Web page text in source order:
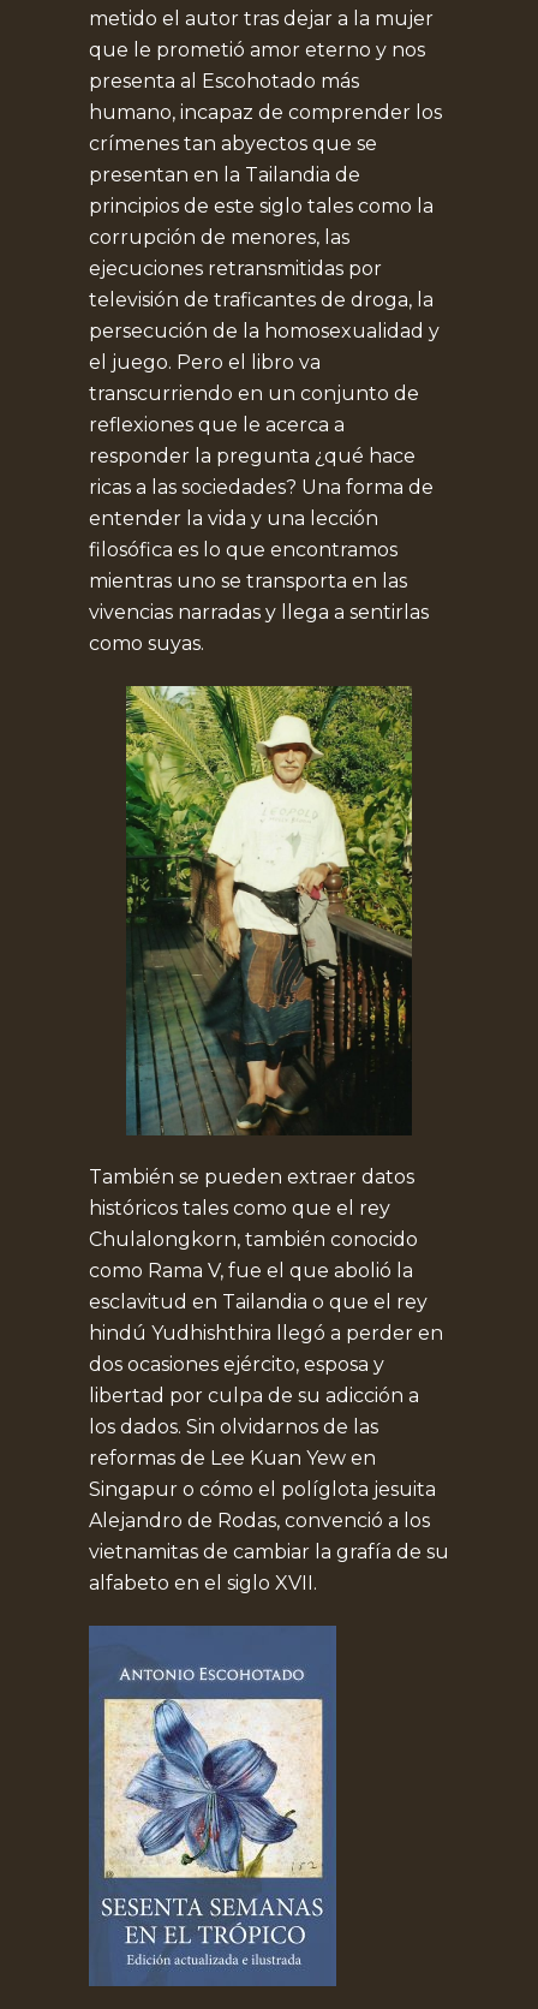
metido el autor tras dejar a la mujer
que le prometió amor eterno y nos
presenta al Escohotado más
humano, incapaz de comprender los
crímenes tan abyectos que se
presentan en la Tailandia de
principios de este siglo tales como la
corrupción de menores, las
ejecuciones retransmitidas por
televisión de traficantes de droga, la
persecución de la homosexualidad y
el juego. Pero el libro va
transcurriendo en un conjunto de
reflexiones que le acerca a
responder la pregunta ¿qué hace
ricas a las sociedades? Una forma de
entender la vida y una lección
filosófica es lo que encontramos
mientras uno se transporta en las
vivencias narradas y llega a sentirlas
como suyas.
También se pueden extraer datos
históricos tales como que el rey
Chulalongkorn, también conocido
como Rama V, fue el que abolió la
esclavitud en Tailandia o que el rey
hindú Yudhishthira llegó a perder en
dos ocasiones ejército, esposa y
libertad por culpa de su adicción a
los dados. Sin olvidarnos de las
reformas de Lee Kuan Yew en
Singapur o cómo el políglota jesuita
Alejandro de Rodas, convenció a los
vietnamitas de cambiar la grafía de su
alfabeto en el siglo XVII.